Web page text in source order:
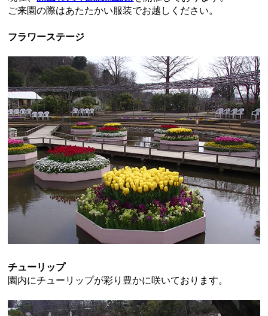
ご来園の際はあたたかい服装でお越しください。
フラワーステージ
チューリップ
園内にチューリップが彩り豊かに咲いております。